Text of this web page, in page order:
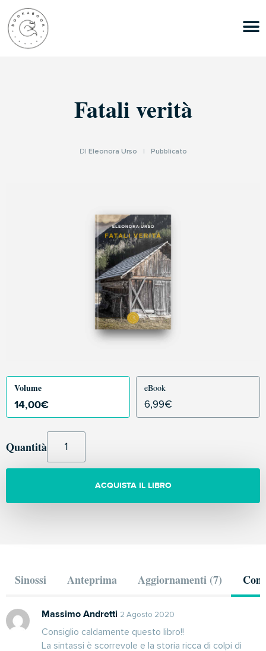
Fatali verità
DI Eleonora Urso Pubblicato
Volume
14,00€
eBook
6,99€
Quantità
ACQUISTA IL LIBRO
Sinossi Anteprima Aggiornamenti (7)
Massimo Andretti 2 Agosto 2020
Consiglio caldamente questo libro!!
La sintassi è scorrevole e la storia ricca di colpi di